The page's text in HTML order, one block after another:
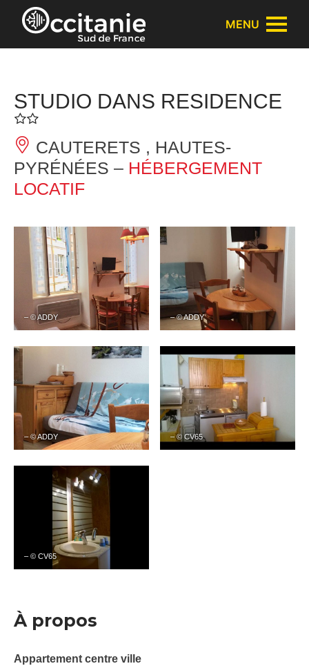
Panneau de gestion des cookies
MENU
STUDIO DANS RESIDENCE
CAUTERETS , HAUTES-
PYRÉNÉES – HÉBERGEMENT
LOCATIF
– © ADDY – © ADDY
– © ADDY – © CV65
– © CV65
À propos
Appartement centre ville